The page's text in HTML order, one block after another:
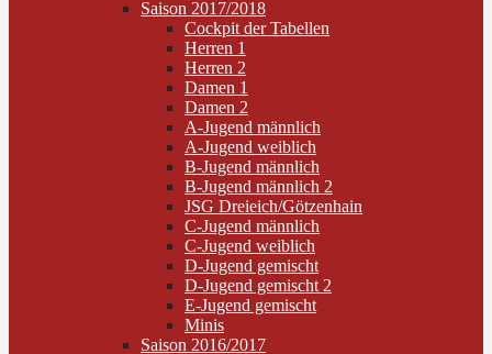
Saison 2017/2018
Cockpit der Tabellen
Herren 1
Herren 2
Damen 1
Damen 2
A-Jugend männlich
A-Jugend weiblich
B-Jugend männlich
B-Jugend männlich 2
JSG Dreieich/Götzenhain
C-Jugend männlich
C-Jugend weiblich
D-Jugend gemischt
D-Jugend gemischt 2
E-Jugend gemischt
Minis
Saison 2016/2017